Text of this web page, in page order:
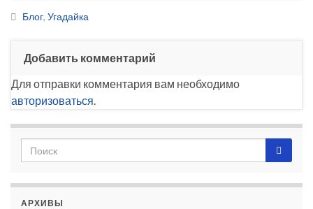
Блог, Угадайка
Добавить комментарий
Для отправки комментария вам необходимо
авторизоваться.
АРХИВЫ